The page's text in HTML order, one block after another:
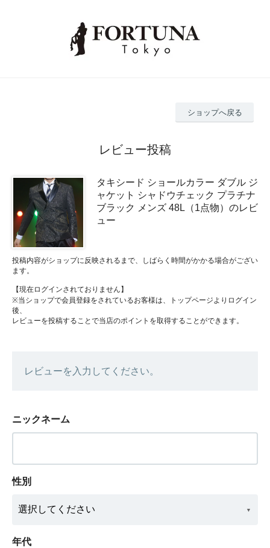
ショップへ戻る
レビュー投稿
タキシード ショールカラー ダブル ジ
ャケット シャドウチェック プラチナ
ブラック メンズ 48L（1点物）のレビ
ュー
投稿内容がショップに反映されるまで、しばらく時間がかかる場合がござい
ます。
【現在ログインされておりません】
※当ショップで会員登録をされているお客様は、トップページよりログイン
後、
レビューを投稿することで当店のポイントを取得することができます。
レビューを入力してください。
ニックネーム
性別
年代